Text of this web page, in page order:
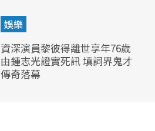
娛樂
資深演員黎彼得離世享年76歲
由鍾志光證實死訊 填詞界鬼才
傳奇落幕